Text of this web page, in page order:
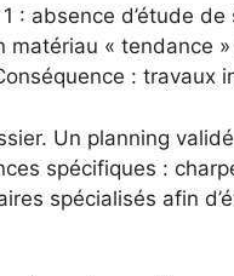
: absence d’étude
« tendance
: travaux
Un planning
spécifiques :
spécialisés afin